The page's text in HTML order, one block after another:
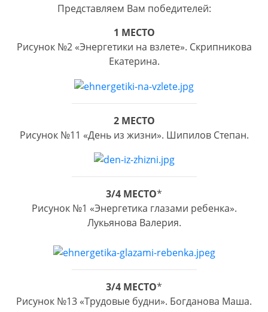
Представляем Вам победителей:
1 МЕСТО
Рисунок №2 «Энергетики на взлете». Скрипникова
Екатерина.
2 МЕСТО
Рисунок №11 «День из жизни». Шипилов Степан.
3/4 МЕСТО*
Рисунок №1 «Энергетика глазами ребенка».
Лукьянова Валерия.
3/4 МЕСТО*
Рисунок №13 «Трудовые будни». Богданова Маша.